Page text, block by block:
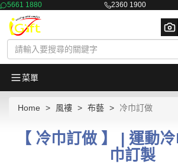
5661 1880 2360 1900
菜單
Home 風褸 布藝 冷巾訂做
【 冷巾訂做 】 | 運動
巾訂製